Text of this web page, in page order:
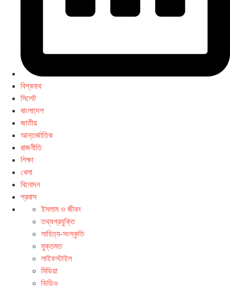
বিশ্বনাথ
সিলেট
বাংলাদেশ
জাতীয়
আন্তর্জাতিক
রাজনীতি
শিক্ষা
খেলা
বিনোদন
প্রবাস
ইসলাম ও জীবন
তথ্যপ্রযুক্তি
সাহিত্য-সংস্কৃতি
মুক্তমত
লাইফস্টাইল
মিডিয়া
ভিডিও